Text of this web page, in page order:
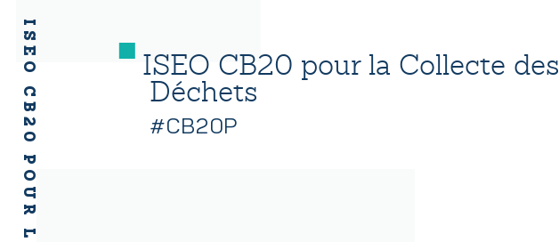
ISEO CB20 pour la Collecte des
Déchets
#CB20P